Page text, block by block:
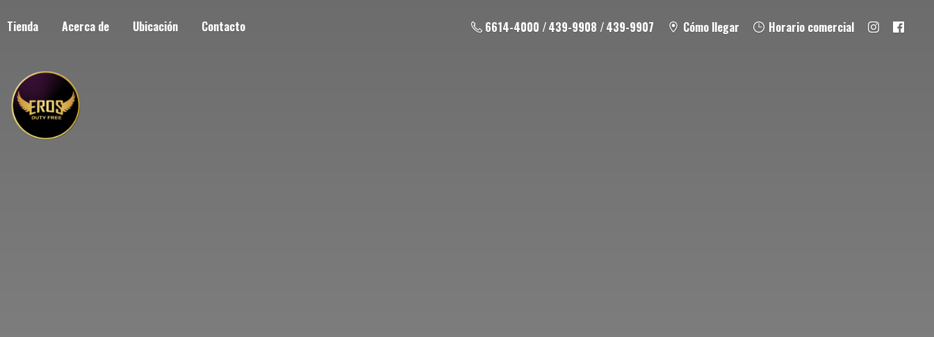
Tienda Acerca de Ubicación Contacto 6614-4000 / 439-9908 / 439-9907 Cómo llegar Horario comercial